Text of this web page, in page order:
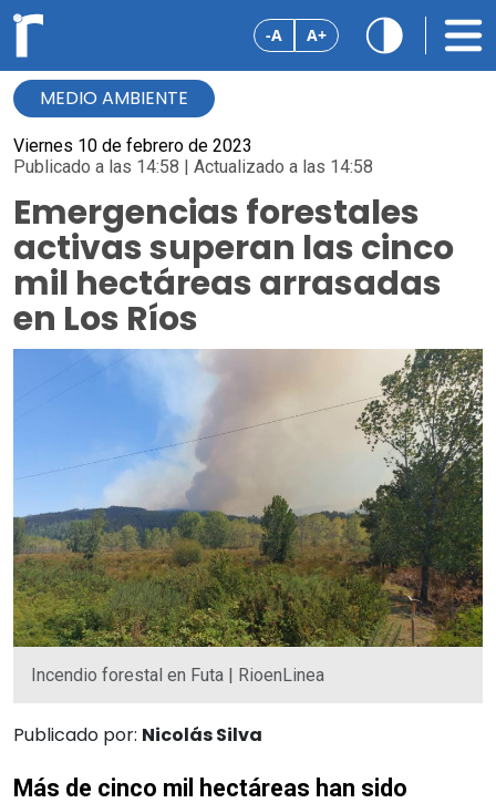
-A A+
MEDIO AMBIENTE
Viernes 10 de febrero de 2023
Publicado a las 14:58 | Actualizado a las 14:58
Emergencias forestales
activas superan las cinco
mil hectáreas arrasadas
en Los Ríos
Incendio forestal en Futa | RioenLinea
Publicado por: Nicolás Silva
Más de cinco mil hectáreas han sido